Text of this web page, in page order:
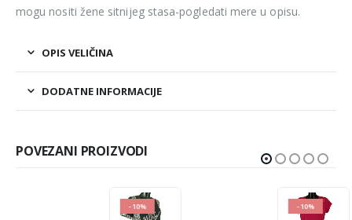
mogu nositi žene sitnijeg stasa-pogledati mere u opisu.
OPIS VELIČINA
DODATNE INFORMACIJE
POVEZANI PROIZVODI